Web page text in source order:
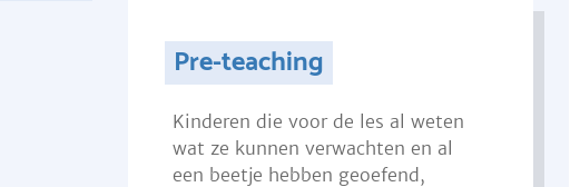
Pre-teaching
Kinderen die voor de les al weten
wat ze kunnen verwachten en al
een beetje hebben geoefend,